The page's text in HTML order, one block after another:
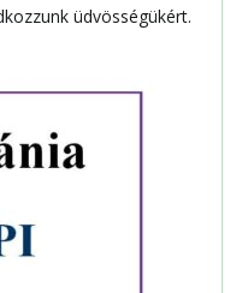
üdvösségükért.